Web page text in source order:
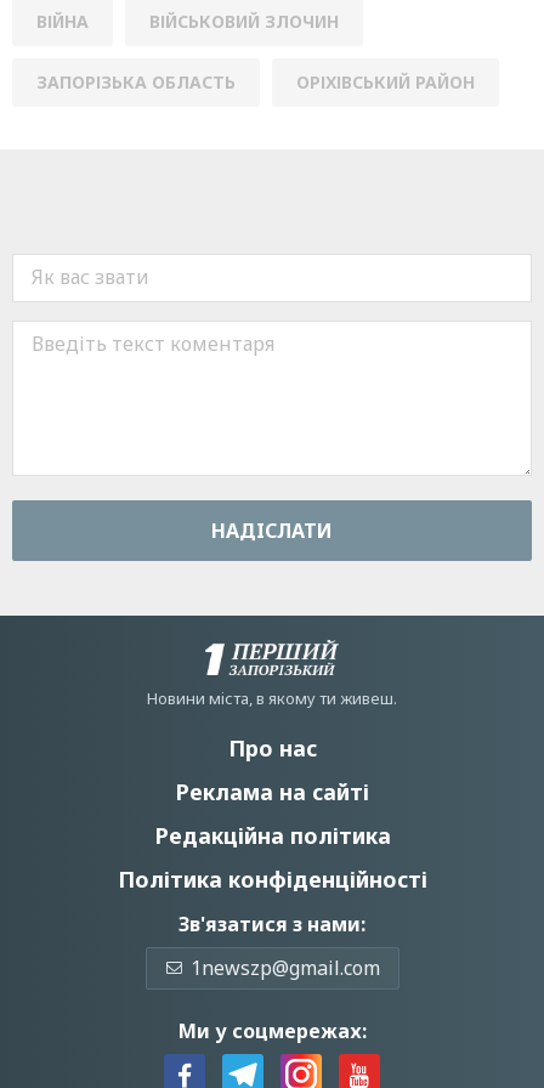
ВІЙНА ВІЙСЬКОВИЙ ЗЛОЧИН
ЗАПОРІЗЬКА ОБЛАСТЬ ОРІХІВСЬКИЙ РАЙОН
НАДIСЛАТИ
Новини мiста, в якому ти живеш.
Про нас
Реклама на сайті
Редакційна політика
Політика конфіденційності
Зв'язатися з нами:
1newszp@gmail.com
Ми у соцмережах: